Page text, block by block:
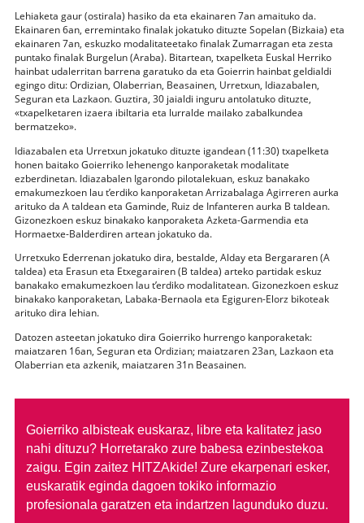
Lehiaketa gaur (ostirala) hasiko da eta ekainaren 7an amaituko da.
Ekainaren 6an, erremintako finalak jokatuko dituzte Sopelan (Bizkaia) eta
ekainaren 7an, eskuzko modalitateetako finalak Zumarragan eta zesta
puntako finalak Burgelun (Araba). Bitartean, txapelketa Euskal Herriko
hainbat udalerritan barrena garatuko da eta Goierrin hainbat geldialdi
egingo ditu: Ordizian, Olaberrian, Beasainen, Urretxun, Idiazabalen,
Seguran eta Lazkaon. Guztira, 30 jaialdi inguru antolatuko dituzte,
«txapelketaren izaera ibiltaria eta lurralde mailako zabalkundea
bermatzeko».
Idiazabalen eta Urretxun jokatuko dituzte igandean (11:30) txapelketa
honen baitako Goierriko lehenengo kanporaketak modalitate
ezberdinetan. Idiazabalen Igarondo pilotalekuan, eskuz banakako
emakumezkoen lau t’erdiko kanporaketan Arrizabalaga Agirreren aurka
arituko da A taldean eta Gaminde, Ruiz de Infanteren aurka B taldean.
Gizonezkoen eskuz binakako kanporaketa Azketa-Garmendia eta
Hormaetxe-Balderdiren artean jokatuko da.
Urretxuko Ederrenan jokatuko dira, bestalde, Alday eta Bergararen (A
taldea) eta Erasun eta Etxegarairen (B taldea) arteko partidak eskuz
banakako emakumezkoen lau t’erdiko modalitatean. Gizonezkoen eskuz
binakako kanporaketan, Labaka-Bernaola eta Egiguren-Elorz bikoteak
arituko dira lehian.
Datozen asteetan jokatuko dira Goierriko hurrengo kanporaketak:
maiatzaren 16an, Seguran eta Ordizian; maiatzaren 23an, Lazkaon eta
Olaberrian eta azkenik, maiatzaren 31n Beasainen.
Goierriko albisteak euskaraz, libre eta kalitatez jaso
nahi dituzu? Horretarako zure babesa ezinbestekoa
zaigu. Egin zaitez HITZAkide! Zure ekarpenari esker,
euskaratik eginda dagoen tokiko informazio
profesionala garatzen eta indartzen lagunduko duzu.